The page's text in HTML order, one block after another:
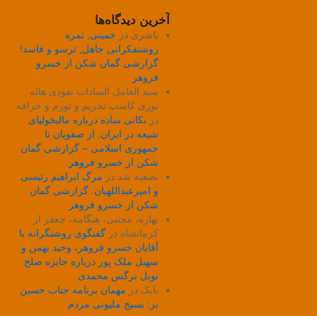
آخرین دیدگاه‌ها
یاشری در خمینی, ثمره
روشنفکرانی جاهل, ترسو و فاسد!
گزارشی گمان شکن از خسرو
فروهر
سید العامل السادات نفوذی هاله
نوری کاسب تحریم و تورم و خرافه
در نکاتی ساده درباره مالیخولیای
شیعه در ایران, از صفویان تا
جمهوری اسلامی – گزارشی گمان
شکن از خسرو فروهر
تصفیه شد در مرگ ابراهیم رئیسی
و امیرعبداللهیان. گزارشی گمان
شکن از خسرو فروهر
بهاره، مجتبی، هنگامه، جعفر از
کرمانشاه در گفتگوی روشنگرانه با
آقایان خسرو فروهر، وحید بهمن و
سهیل ملک پور درباره جایزه صلح
نوبل نرگس محمدی
بابک در مهمان برنامه جناب حسین
بر: بسیج ملیونی مردم